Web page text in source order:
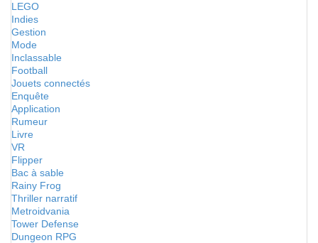
LEGO
Indies
Gestion
Mode
Inclassable
Football
Jouets connectés
Enquête
Application
Rumeur
Livre
VR
Flipper
Bac à sable
Rainy Frog
Thriller narratif
Metroidvania
Tower Defense
Dungeon RPG